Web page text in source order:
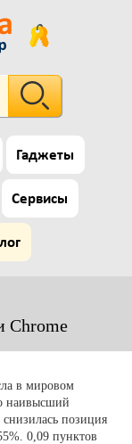
Гаджеты
Сервисы
Chrome
в мировом
наивысший
позиция
0,09 пунктов